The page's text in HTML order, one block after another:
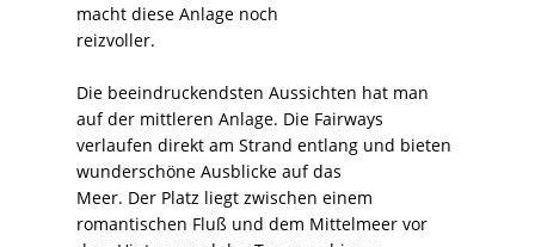
macht diese Anlage noch
reizvoller.
Die beeindruckendsten Aussichten hat man
auf der mittleren Anlage. Die Fairways
verlaufen direkt am Strand entlang und bieten
wunderschöne Ausblicke auf das
Meer. Der Platz liegt zwischen einem
romantischen Fluß und dem Mittelmeer vor